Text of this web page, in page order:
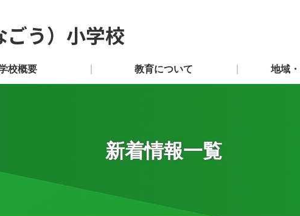
ごう）小学校
校概要 教育について 地域
新着情報一覧